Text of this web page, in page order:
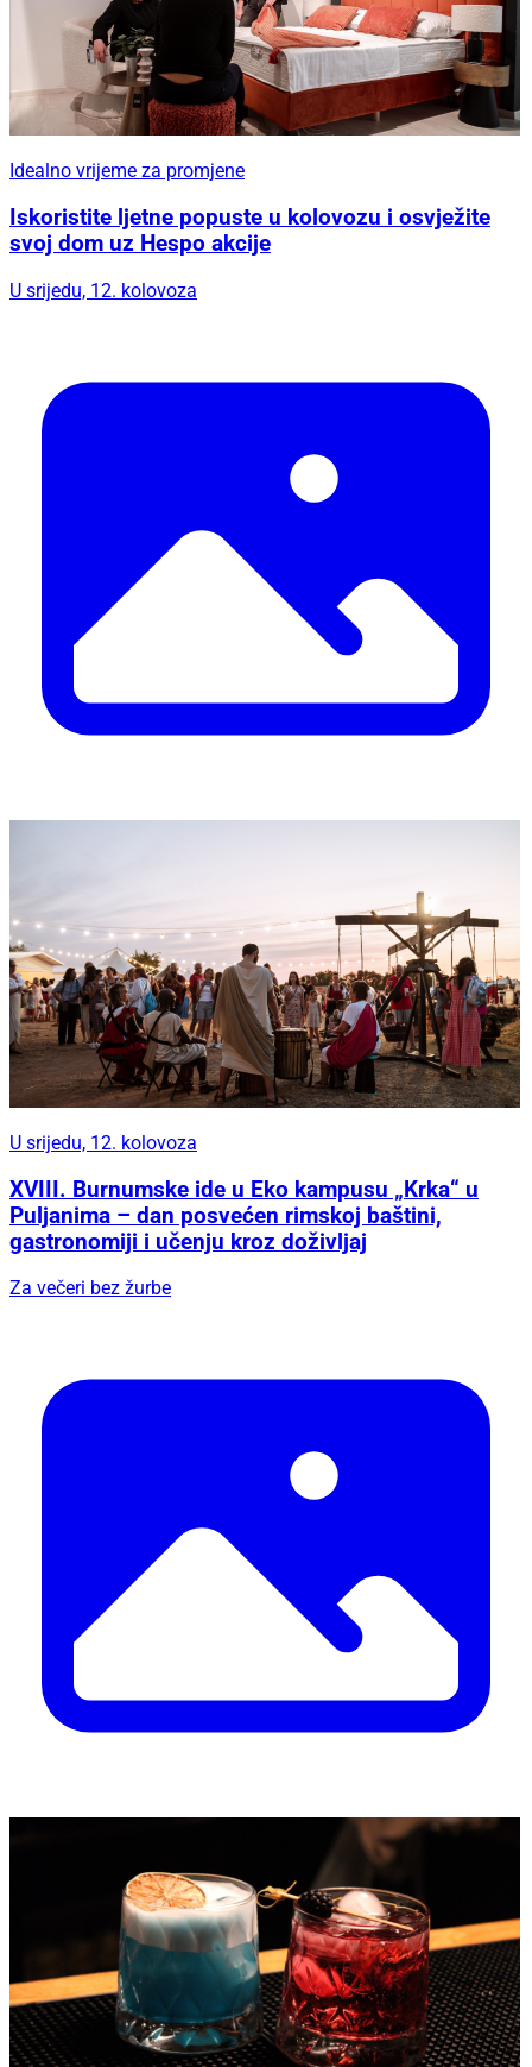
Idealno vrijeme za promjene
Iskoristite ljetne popuste u kolovozu i osvježite
svoj dom uz Hespo akcije
U srijedu, 12. kolovoza
U srijedu, 12. kolovoza
XVIII. Burnumske ide u Eko kampusu „Krka“ u
Puljanima – dan posvećen rimskoj baštini,
gastronomiji i učenju kroz doživljaj
Za večeri bez žurbe